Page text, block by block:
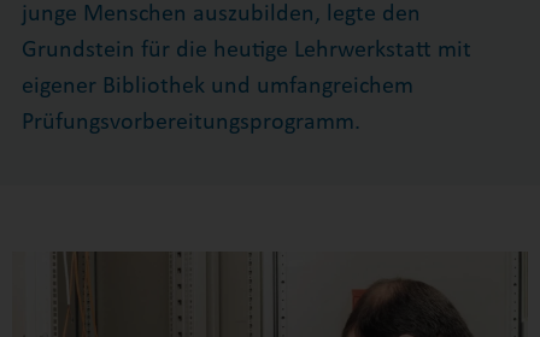
junge Menschen auszubilden, legte den
Grundstein für die heutige Lehrwerkstatt mit
eigener Bibliothek und umfangreichem
Prüfungsvorbereitungsprogramm.